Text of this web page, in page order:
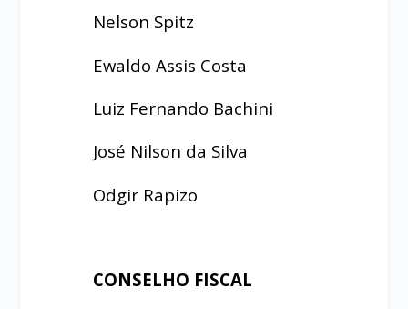
Nelson Spitz
Ewaldo Assis Costa
Luiz Fernando Bachini
José Nilson da Silva
Odgir Rapizo
CONSELHO FISCAL